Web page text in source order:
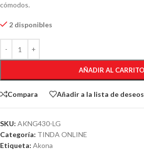
cómodos.
2 disponibles
AÑADIR AL CARRITO
Compara Añadir a la lista de deseos
SKU: AKNG430-LG
Categoría: TINDA ONLINE
Etiqueta: Akona